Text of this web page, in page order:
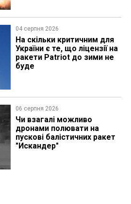
04 серпня 2026
На скільки критичним для
України є те, що ліцензії на
ракети Patriot до зими не
буде
06 серпня 2026
Чи взагалі можливо
дронами полювати на
пускові балістичних ракет
"Искандер"